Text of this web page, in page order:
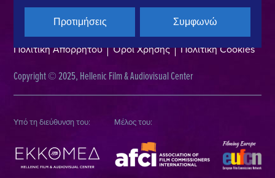
Πολιτική Απορρήτου Όροι Χρήσης Πολιτική Cookies
Copyright © 2025, Hellenic Film & Audiovisual Center
Υπό τη διεύθυνση του: Μέλος του:
Προτιμήσεις Συμφωνώ